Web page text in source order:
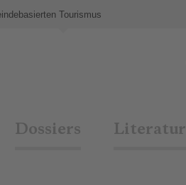
Tourismus
Dossiers Literatur